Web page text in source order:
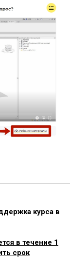
курса в
в течение 1
срок